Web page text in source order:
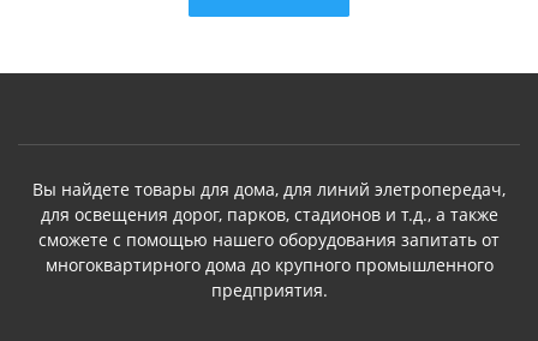
Вы найдете товары для дома, для линий элетропередач,
для освещения дорог, парков, стадионов и т.д., а также
сможете с помощью нашего оборудования запитать от
многоквартирного дома до крупного промышленного
предприятия.